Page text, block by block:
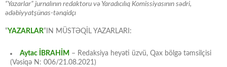
“Yazarlar” jurnalının redaktoru və Yaradıcılıq Komissiyasının sədri,
ədəbiyyatşünas-tənqidçı
“YAZARLAR“IN MÜSTƏQİL YAZARLARI:
Aytac İBRAHİM – Redaksiya heyəti üzvü, Qax bölgə təmsilçisi
(Vəsiqə N: 006/21.08.2021)